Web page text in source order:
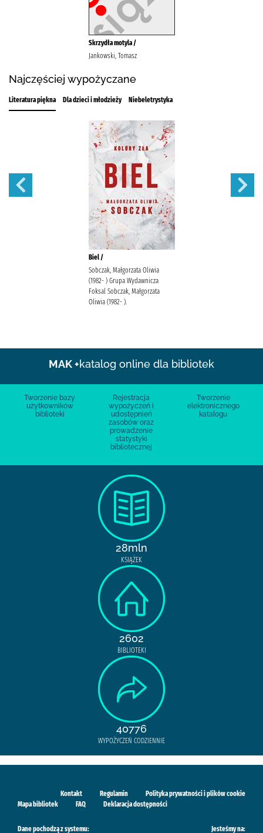
Skrzydła motyla /
Jankowski, Tomasz
Najczęściej wypożyczane
Literatura piękna Dla dzieci i młodzieży Niebeletrystyka
Biel /
Sobczak, Małgorzata Oliwia
(1982- ) Grupa Wydawnicza
Foksal Sobczak, Małgorzata
Oliwia (1982- ).
MAK +katalog online dla bibliotek
Tworzenie bazy
użytkowników
biblioteki
Rejestracja
wypożyczeń i
udostępnień
zasobów oraz
prowadzenie
statystyki
bibliotecznej
Tworzenie
elektronicznego
katalogu
28mln
KSIĄŻEK
2602
BIBLIOTEKI
40776
WYPOŻYCZEŃ CODZIENNIE
Kontakt Regulamin
Polityka prywatności i plików cookie
Mapa bibliotek
FAQ Deklaracja dostępności
Dane pochodzą z systemu: Jesteśmy na: